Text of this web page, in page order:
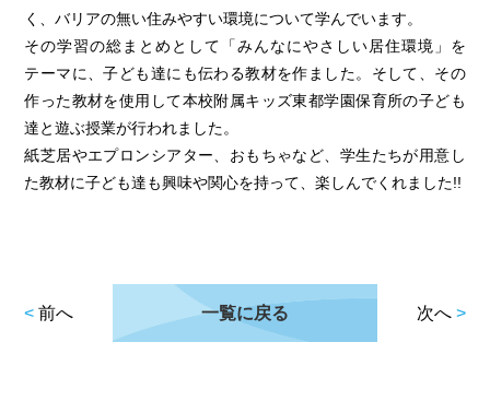
く、バリアの無い住みやすい環境について学んでいます。
その学習の総まとめとして「みんなにやさしい居住環境」を
テーマに、子ども達にも伝わる教材を作ました。そして、その
作った教材を使用して本校附属キッズ東都学園保育所の子ども
達と遊ぶ授業が行われました。
紙芝居やエプロンシアター、おもちゃなど、学生たちが用意し
た教材に子ども達も興味や関心を持って、楽しんでくれました!!
<前へ 一覧に戻る 次へ>